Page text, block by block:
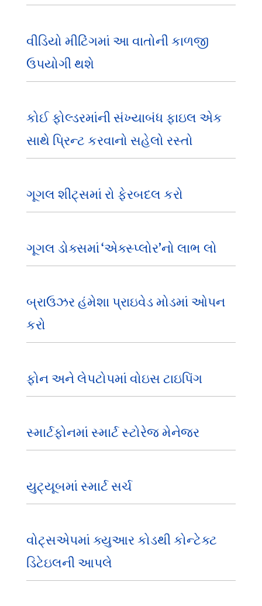
વીડિયો મીટિંગમાં આ વાતોની કાળજી
ઉપયોગી થશે
કોઈ ફોલ્ડરમાંની સંખ્યાબંધ ફાઇલ એક
સાથે પ્રિન્ટ કરવાનો સહેલો રસ્તો
ગૂગલ શીટ્સમાં રો ફેરબદલ કરો
ગૂગલ ડોક્સમાં ‘એક્સ્પ્લોર’નો લાભ લો
બ્રાઉઝર હંમેશા પ્રાઇવેડ મોડમાં ઓપન
કરો
ફોન અને લેપટોપમાં વોઇસ ટાઇપિંગ
સ્માર્ટફોનમાં સ્માર્ટ સ્ટોરેજ મેનેજર
યુટ્યૂબમાં સ્માર્ટ સર્ચ
વોટ્સએપમાં ક્યુઆર કોડથી કોન્ટેક્ટ
ડિટેઇલની આપલે